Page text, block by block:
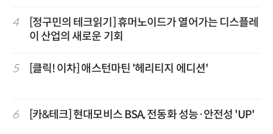
4
[정구민의 테크읽기] 휴머노이드가 열어가는 디스플레
이 산업의 새로운 기회
5 [클릭! 이차] 애스턴마틴 '헤리티지 에디션'
6 [카&테크] 현대모비스 BSA, 전동화 성능·안전성 'UP'